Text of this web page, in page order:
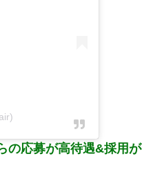
の応募が高待遇&採用が